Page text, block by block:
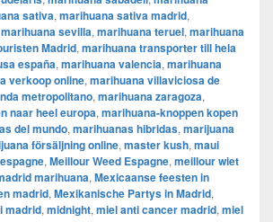
sativa, marihuana sativa madrid,
marihuana sevilla, marihuana teruel, marihuana
Madrid, marihuana transporter till hela
españa, marihuana valencia, marihuana
verkoop online, marihuana villaviciosa de
metropolitano, marihuana zaragoza,
naar heel europa, marihuana-knoppen kopen
del mundo, marihuanas hibridas, marijuana
försäljning online, master kush, maui
, Meillour Weed Espagne, meillour wiet
marihuana, Mexicaanse feesten in
madrid, Mexikanische Partys in Madrid,
madrid, midnight, miel anti cancer madrid, miel